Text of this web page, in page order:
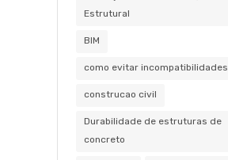
Estrutural
BIM
como evitar incompatibilidades
construcao civil
Durabilidade de estruturas de
concreto